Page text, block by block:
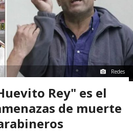
Redes
Rey" es el
de muerte